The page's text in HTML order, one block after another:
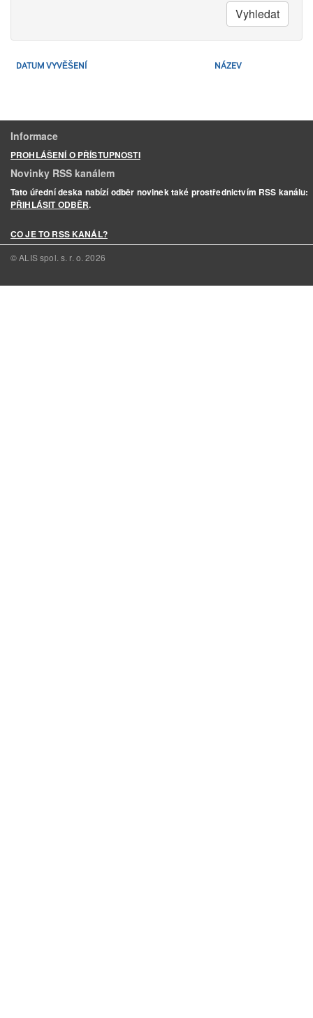
Vyhledat
DATUM VYVĚŠENÍ NÁZEV
Informace
PROHLÁŠENÍ O PŘÍSTUPNOSTI
Novinky RSS kanálem
Tato úřední deska nabízí odběr novinek také prostřednictvím RSS kanálu:
PŘIHLÁSIT ODBĚR.
CO JE TO RSS KANÁL?
© ALIS spol. s. r. o.2026